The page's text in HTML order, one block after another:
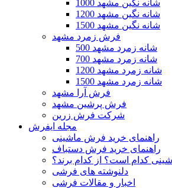
1000 شانه نگین مشهد
1200 شانه نگین مشهد
1500 شانه نگین مشهد
فرش زمرد مشهد
500 شانه زمرد مشهد
700 شانه زمرد مشهد
1200 شانه زمرد مشهد
1500 شانه زمرد مشهد
فرش آرا مشهد
فرش پرشین مشهد
شرکت فرش زرین
مجله ایفرش
راهنمای خرید فرش ماشینی
راهنمای خرید فرش دستباف
کدام است؟ از کدام برند؟
دلنوشته های فرشی
اخبار و مقالات فرشی